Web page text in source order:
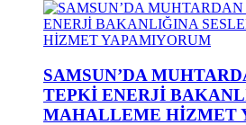
SAMSUN’DA
TEPKİ ENERJİ
MAHALLEME HİZMET